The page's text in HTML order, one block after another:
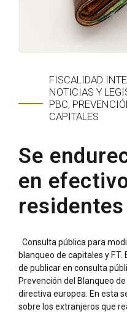
FISCALIDAD
NOTICIAS Y
PBC,
CAPITALES
Se
en
residentes
Consulta pública para
blanqueo de capitales y
de publicar en consulta
Prevención del Blanqueo
directiva europea. En esta
sobre los extranjeros que